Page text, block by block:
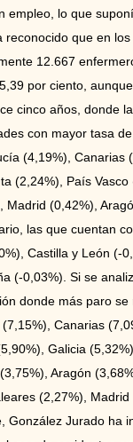
empleo, lo que
que en
12.667
por ciento,
cinco años, donde
con mayor tasa
(4,19%), Canarias
(2,24%), País
Madrid (0,42%),
las que cuentan
Castilla y León (-
(-0,03%). Si se
donde más paro
Canarias
Galicia
Aragón
(2,27%),
González Jurado ha